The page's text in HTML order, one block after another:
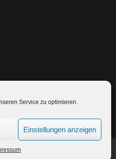
Service zu optimieren.
Einstellungen anzeigen
Full Width Theme by